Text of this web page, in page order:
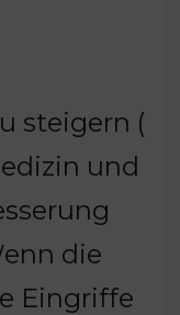
steigern (
und
die
Eingriffe